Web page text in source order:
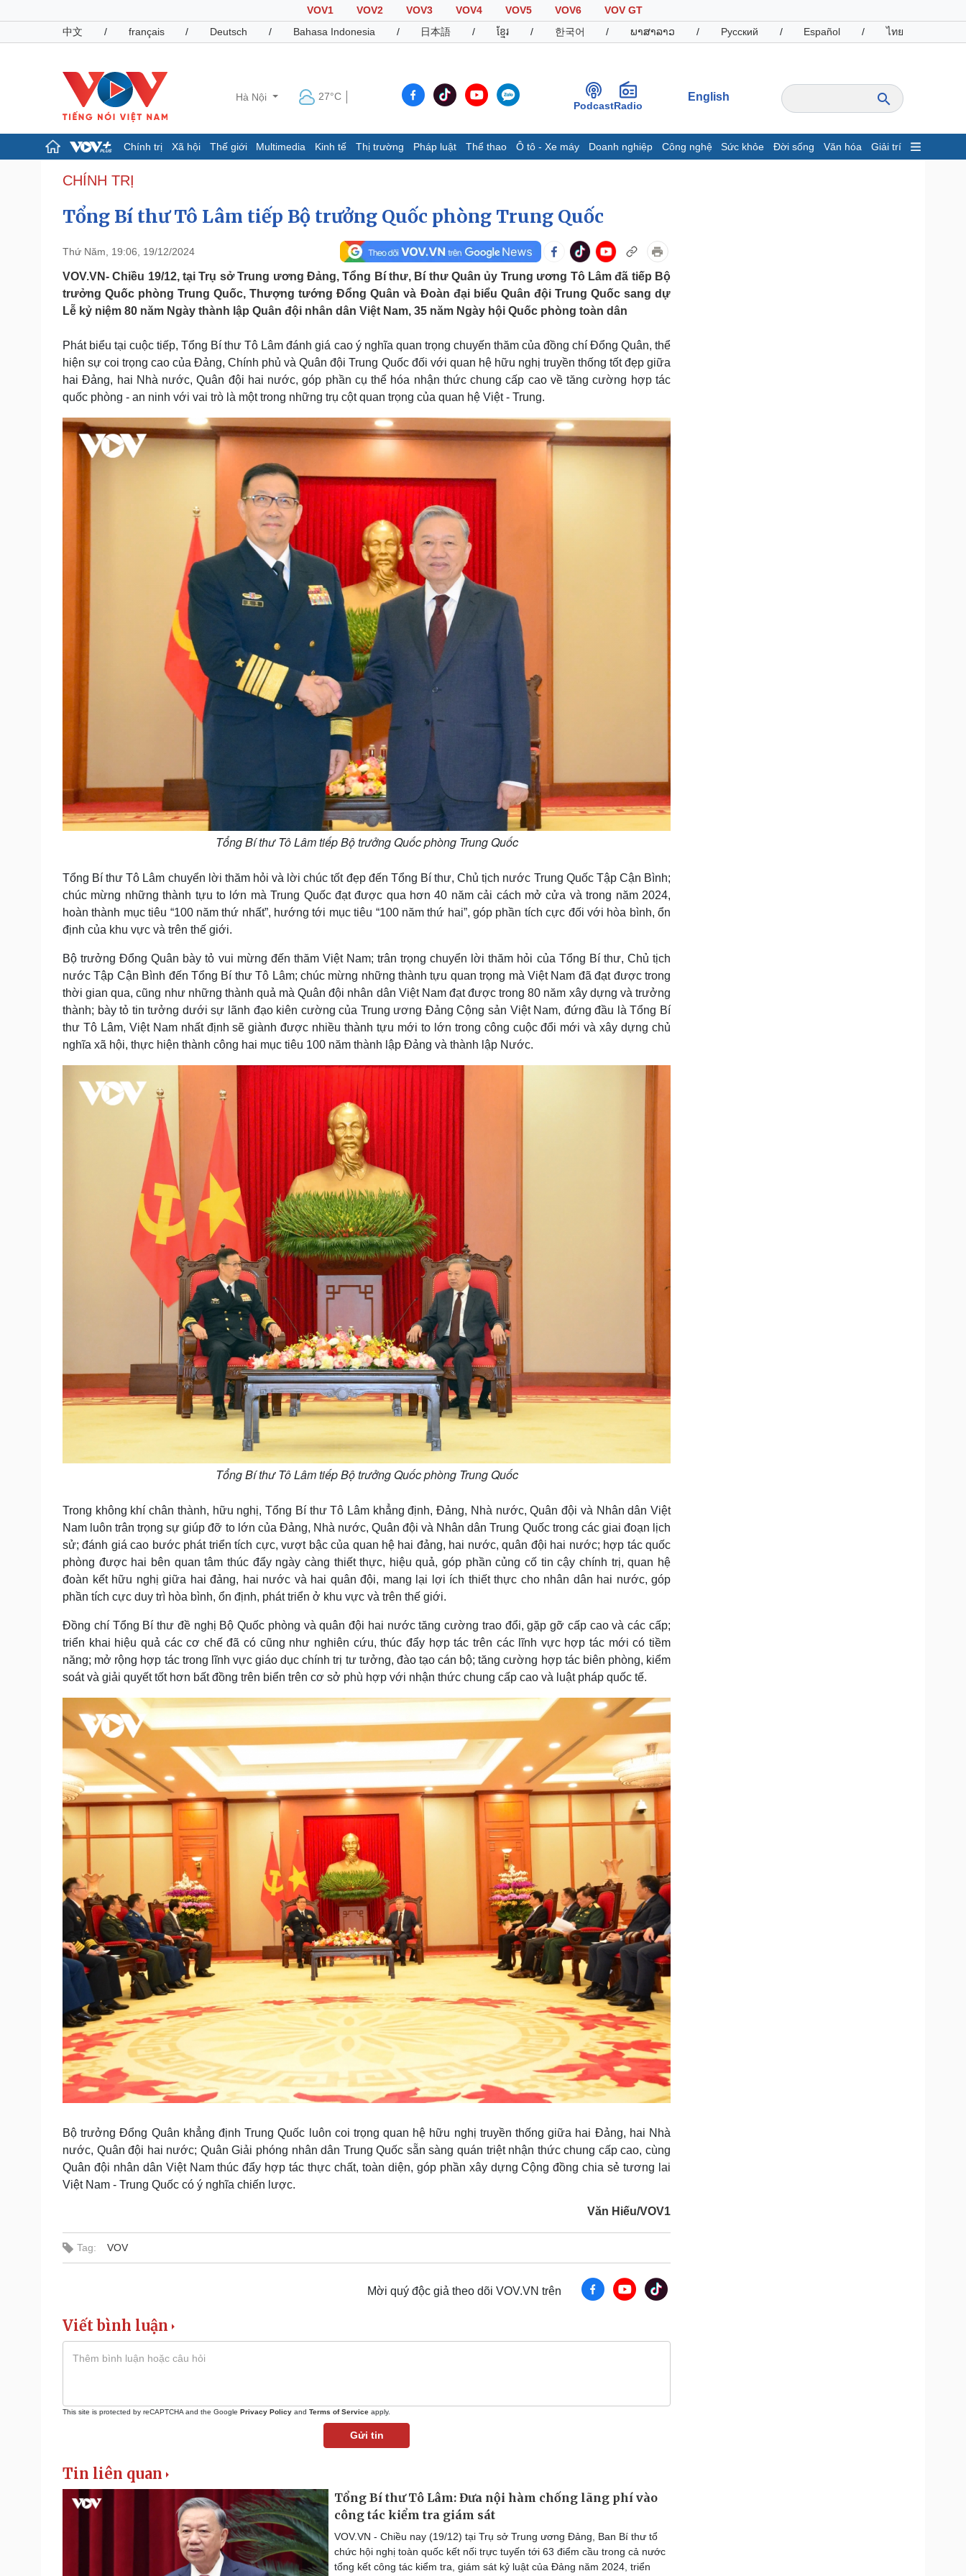
VOV1 VOV2 VOV3 VOV4 VOV5 VOV6
VOV GT
中文
/ français / Deutsch / Bahasa Indonesia / 日本語 / ខ្មែរ / 한국어 / ພາສາລາວ / Русский / Español / ไทย
Hà Nội 27°C
PodcastRadio
English
Chính trị Xã hội Thế giới Multimedia Kinh tế Thị trường Pháp luật Thể thao Ô tô - Xe máy Doanh nghiệp Công nghệ Sức khỏe Đời sống Văn hóa Giải trí
Chính trị
Tổ chức nhân sự
Quốc hội
Dự báo thời tiết
Giáo dục
Biển đảo
Cuộc sống đó đây
Hồ sơ
Ảnh
E-Magazine
Infographic
Pháp luật
Vụ án
Tư vấn luật
Quân sự - Quốc phòng
Vũ khí
Phân tích
Thể thao
Bóng đá
Thế giới thể thao
eSports
Hậu trường
Ô tô - Xe máy
Ô tô
Tư vấn
Doanh nghiệp
Doanh nhân
Vì cộng đồng
Sức khỏe
Dinh dưỡng - món ngon
Cây thuốc
Sản phụ khoa
Đời sống
Nhà đẹp
Blog
Tình yêu - Gia đình
Văn hóa
Sân khấu - Điện ảnh
Văn học
Di sản
Giải trí
Nghệ sĩ
Thời trang
Sao Việt
Tư vấn
Săn Tour
check-in
CHÍNH TRỊ
Tổng Bí thư Tô Lâm tiếp Bộ trưởng Quốc phòng Trung Quốc
Thứ Năm, 19:06, 19/12/2024
VOV.VN- Chiều 19/12, tại Trụ sở Trung ương Đảng, Tổng Bí thư, Bí thư Quân ủy Trung ương Tô Lâm đã tiếp Bộ
trưởng Quốc phòng Trung Quốc, Thượng tướng Đổng Quân và Đoàn đại biểu Quân đội Trung Quốc sang dự
Lễ kỷ niệm 80 năm Ngày thành lập Quân đội nhân dân Việt Nam, 35 năm Ngày hội Quốc phòng toàn dân
Phát biểu tại cuộc tiếp, Tổng Bí thư Tô Lâm đánh giá cao ý nghĩa quan trọng chuyến thăm của đồng chí Đổng Quân, thể
hiện sự coi trọng cao của Đảng, Chính phủ và Quân đội Trung Quốc đối với quan hệ hữu nghị truyền thống tốt đẹp giữa
hai Đảng, hai Nhà nước, Quân đội hai nước, góp phần cụ thể hóa nhận thức chung cấp cao về tăng cường hợp tác
quốc phòng - an ninh với vai trò là một trong những trụ cột quan trọng của quan hệ Việt - Trung.
Tổng Bí thư Tô Lâm tiếp Bộ trưởng Quốc phòng Trung Quốc
Tổng Bí thư Tô Lâm chuyển lời thăm hỏi và lời chúc tốt đẹp đến Tổng Bí thư, Chủ tịch nước Trung Quốc Tập Cận Bình;
chúc mừng những thành tựu to lớn mà Trung Quốc đạt được qua hơn 40 năm cải cách mở cửa và trong năm 2024,
hoàn thành mục tiêu “100 năm thứ nhất”, hướng tới mục tiêu “100 năm thứ hai”, góp phần tích cực đối với hòa bình, ổn
định của khu vực và trên thế giới.
Bộ trưởng Đổng Quân bày tỏ vui mừng đến thăm Việt Nam; trân trọng chuyển lời thăm hỏi của Tổng Bí thư, Chủ tịch
nước Tập Cận Bình đến Tổng Bí thư Tô Lâm; chúc mừng những thành tựu quan trọng mà Việt Nam đã đạt được trong
thời gian qua, cũng như những thành quả mà Quân đội nhân dân Việt Nam đạt được trong 80 năm xây dựng và trưởng
thành; bày tỏ tin tưởng dưới sự lãnh đạo kiên cường của Trung ương Đảng Cộng sản Việt Nam, đứng đầu là Tổng Bí
thư Tô Lâm, Việt Nam nhất định sẽ giành được nhiều thành tựu mới to lớn trong công cuộc đổi mới và xây dựng chủ
nghĩa xã hội, thực hiện thành công hai mục tiêu 100 năm thành lập Đảng và thành lập Nước.
Tổng Bí thư Tô Lâm tiếp Bộ trưởng Quốc phòng Trung Quốc
Trong không khí chân thành, hữu nghị, Tổng Bí thư Tô Lâm khẳng định, Đảng, Nhà nước, Quân đội và Nhân dân Việt
Nam luôn trân trọng sự giúp đỡ to lớn của Đảng, Nhà nước, Quân đội và Nhân dân Trung Quốc trong các giai đoạn lịch
sử; đánh giá cao bước phát triển tích cực, vượt bậc của quan hệ hai đảng, hai nước, quân đội hai nước; hợp tác quốc
phòng được hai bên quan tâm thúc đẩy ngày càng thiết thực, hiệu quả, góp phần củng cố tin cậy chính trị, quan hệ
đoàn kết hữu nghị giữa hai đảng, hai nước và hai quân đội, mang lại lợi ích thiết thực cho nhân dân hai nước, góp
phần tích cực duy trì hòa bình, ổn định, phát triển ở khu vực và trên thế giới.
Đồng chí Tổng Bí thư đề nghị Bộ Quốc phòng và quân đội hai nước tăng cường trao đổi, gặp gỡ cấp cao và các cấp;
triển khai hiệu quả các cơ chế đã có cũng như nghiên cứu, thúc đẩy hợp tác trên các lĩnh vực hợp tác mới có tiềm
năng; mở rộng hợp tác trong lĩnh vực giáo dục chính trị tư tưởng, đào tạo cán bộ; tăng cường hợp tác biên phòng, kiểm
soát và giải quyết tốt hơn bất đồng trên biển trên cơ sở phù hợp với nhận thức chung cấp cao và luật pháp quốc tế.
Bộ trưởng Đổng Quân khẳng định Trung Quốc luôn coi trọng quan hệ hữu nghị truyền thống giữa hai Đảng, hai Nhà
nước, Quân đội hai nước; Quân Giải phóng nhân dân Trung Quốc sẵn sàng quán triệt nhận thức chung cấp cao, cùng
Quân đội nhân dân Việt Nam thúc đẩy hợp tác thực chất, toàn diện, góp phần xây dựng Cộng đồng chia sẻ tương lai
Việt Nam - Trung Quốc có ý nghĩa chiến lược.
Văn Hiếu/VOV1
Tag: VOV
Mời quý độc giả theo dõi VOV.VN trên
Viết bình luận
This site is protected by reCAPTCHA and the Google Privacy Policy and Terms of Service apply.
Gửi tin
Tin liên quan
Tổng Bí thư Tô Lâm: Đưa nội hàm chống lãng phí vào
công tác kiểm tra giám sát
VOV.VN - Chiều nay (19/12) tại Trụ sở Trung ương Đảng, Ban Bí thư tổ
chức hội nghị toàn quốc kết nối trực tuyến tới 63 điểm cầu trong cả nước
tổng kết công tác kiểm tra, giám sát kỷ luật của Đảng năm 2024, triển